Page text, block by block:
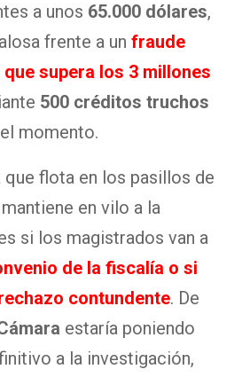
a unos 65.000 dólares,
frente a un fraude
supera los 3 millones
500 créditos truchos
momento.
que flota en los pasillos de
en vilo a la
si los magistrados van a
de la fiscalía o si
contundente. De
estaría poniendo
a la investigación,